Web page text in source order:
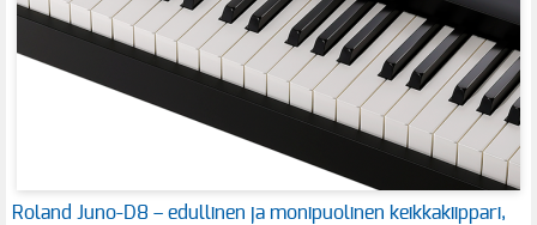
Roland Juno-D8 – edullinen ja monipuolinen keikkakiippari,